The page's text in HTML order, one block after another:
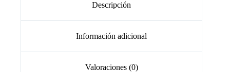
Descripción
Información adicional
Valoraciones (0)